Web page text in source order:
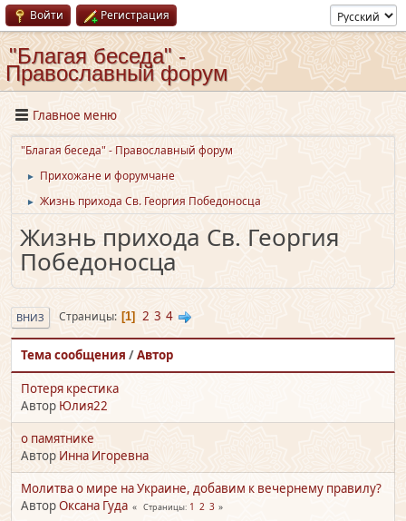
Войти Регистрация
"Благая беседа" -
Православный форум
Главное меню
"Благая беседа" - Православный форум
► Прихожане и форумчане
► Жизнь прихода Св. Георгия Победоносца
Жизнь прихода Св. Георгия
Победоносца
ВНИЗ Страницы 1 2 3 4
Тема сообщения /Автор
Потеря крестика
Автор Юлия22
о памятнике
Автор Инна Игоревна
Молитва о мире на Украине, добавим к вечернему правилу?
АвторОксана Гуда Страницы 1 2 3